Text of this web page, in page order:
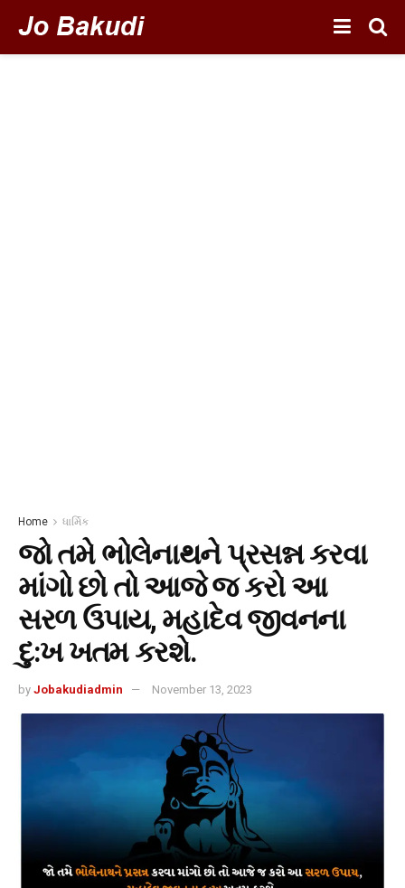
Home ધાર્મિક
જો તમે ભોલેનાથને પ્રસન્ન કરવા
માંગો છો તો આજે જ કરો આ
સરળ ઉપાય, મહાદેવ જીવનના
દુ:ખ ખતમ કરશે.
by Jobakudiadmin November 13, 2023